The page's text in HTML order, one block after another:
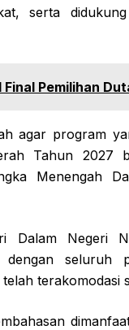
serta
Pemilihan
agar program
Tahun 2027
Menengah
Dalam Negeri
seluruh
terakomodasi